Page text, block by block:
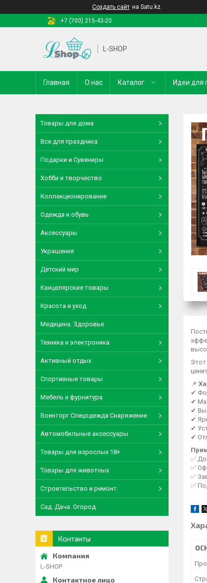
Создать сайт на Satu.kz
+7 (700) 215-43-20
L-SHOP
Главная О нас Каталог Идеи для
📌
✔
✔
✔
✔
✔
✔
✅
✅
✅
✅
Товары для дома
Все для праздника
Подарки и Сувениры
Хобби и творчество
Коллекционирование
Одежда и обувь
Аксессуары
Украшения
Детский мир
Канцелярские товары
Красота и уход
Медицина. Здоровье
Техника и электроника
Активный отдых
Спортивные товары
Мебель и фурнитура
Военторг Спецодежда Снаряжение
Автомобильные аксессуары
Товары для взрослых 18+
Товары для животных
Строительство и ремонт
Сад. Дача. Огород
Контакты
L-SHOP